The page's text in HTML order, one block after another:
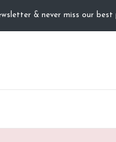
& never miss our best